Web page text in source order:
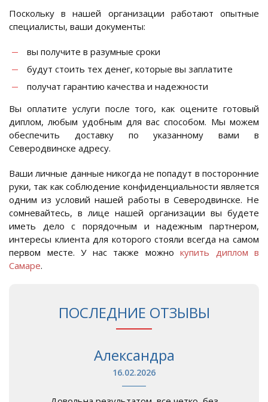
Поскольку в нашей организации работают опытные
специалисты, ваши документы:
вы получите в разумные сроки
будут стоить тех денег, которые вы заплатите
получат гарантию качества и надежности
Вы оплатите услуги после того, как оцените готовый
диплом, любым удобным для вас способом. Мы можем
обеспечить доставку по указанному вами в
Северодвинске адресу.
Ваши личные данные никогда не попадут в посторонние
руки, так как соблюдение конфиденциальности является
одним из условий нашей работы в Северодвинске. Не
сомневайтесь, в лице нашей организации вы будете
иметь дело с порядочным и надежным партнером,
интересы клиента для которого стояли всегда на самом
первом месте. У нас также можно купить диплом в
Самаре.
ПОСЛЕДНИЕ ОТЗЫВЫ
Александра
16.02.2026